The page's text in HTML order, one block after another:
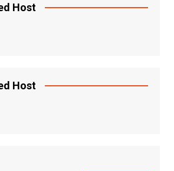
Host
Host